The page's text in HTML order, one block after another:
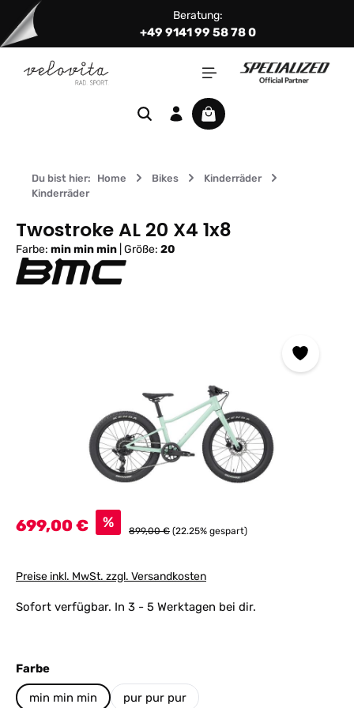
Zum Hauptinhalt springen Beratung:
+49 9141 99 58 78 0
Warenkorb enthält 0
Du bist hier: Home Bikes
Kinderräder
Kinderräder
Twostroke AL 20 X4 1x8
Farbe: min min min Größe: 20
Verkaufspreis:
699,00 € % Regulärer Preis:
899,00 € (22.25% gespart)
Preise inkl. MwSt. zzgl. Versandkosten
Sofort verfügbar. In 3 - 5 Werktagen bei dir.
Farbeauswählen
min min min pur pur pur